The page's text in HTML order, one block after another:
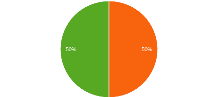
50% 50%